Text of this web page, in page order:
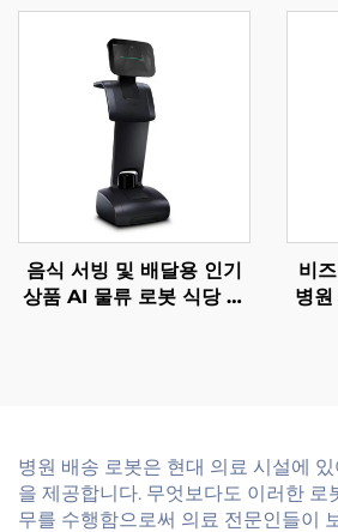
음식 서빙 및 배달용 인기
상품 AI 물류 로봇 식당 및
비
병
병원 배송 로봇은 현대 의료 시설에
을 제공합니다. 무엇보다도 이러한 로
무를 수행함으로써 의료 전문인들이